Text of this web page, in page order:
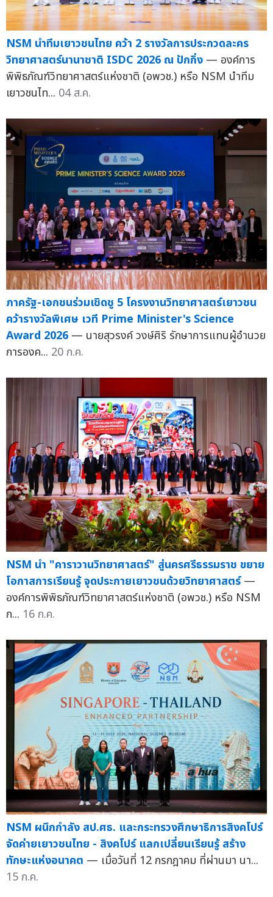
NSM นำทีมเยาวชนไทย คว้า 2 รางวัลการประกวดละคร
วิทยาศาสตร์นานาชาติ ISDC 2026 ณ ปักกิ่ง — องค์การ
พิพิธภัณฑ์วิทยาศาสตร์แห่งชาติ (อพวช.) หรือ NSM นำทีม
เยาวชนไท... 04 ส.ค.
ภาครัฐ-เอกชนร่วมเชิดชู 5 โครงงานวิทยาศาสตร์เยาวชน
คว้ารางวัลพิเศษ เวที Prime Minister's Science
Award 2026 — นายสุวรงค์ วงษ์ศิริ รักษาการแทนผู้อำนวย
การองค... 20 ก.ค.
NSM นำ "คาราวานวิทยาศาสตร์" สู่นครศรีธรรมราช ขยาย
โอกาสการเรียนรู้ จุดประกายเยาวชนด้วยวิทยาศาสตร์ —
องค์การพิพิธภัณฑ์วิทยาศาสตร์แห่งชาติ (อพวช.) หรือ NSM
ก... 16 ก.ค.
NSM ผนึกกำลัง สป.ศธ. และกระทรวงศึกษาธิการสิงคโปร์
จัดค่ายเยาวชนไทย - สิงคโปร์ แลกเปลี่ยนเรียนรู้ สร้าง
ทักษะแห่งอนาคต — เมื่อวันที่ 12 กรกฎาคม ที่ผ่านมา นา...
15 ก.ค.